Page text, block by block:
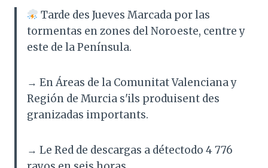
Tarde des Jueves Marcada por las
tormentas en zones del Noroeste, centre y
este de la Península.
→ En Áreas de la Comunitat Valenciana y
Región de Murcia s'ils produisent des
granizadas importants.
→ Le Red de descargas a détectodo 4 776